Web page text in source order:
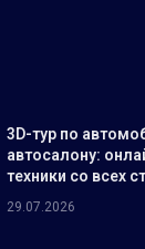
3D-тур по
автосалону:
техники со всех
29.07.2026